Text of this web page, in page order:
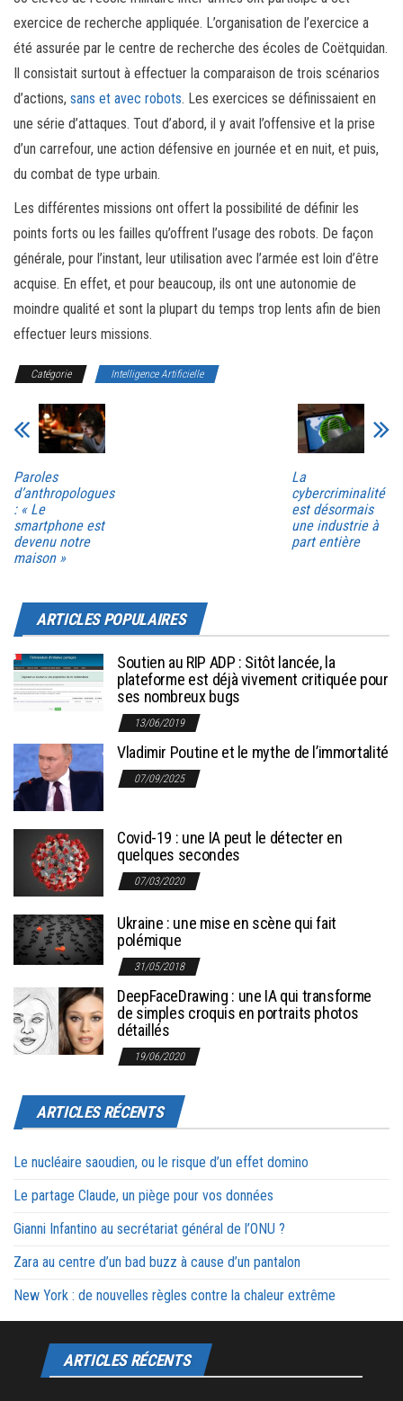
exercice de recherche appliquée. L’organisation de l’exercice a
été assurée par le centre de recherche des écoles de Coëtquidan.
Il consistait surtout à effectuer la comparaison de trois scénarios
d’actions, sans et avec robots. Les exercices se définissaient en
une série d’attaques. Tout d’abord, il y avait l’offensive et la prise
d’un carrefour, une action défensive en journée et en nuit, et puis,
du combat de type urbain.
Les différentes missions ont offert la possibilité de définir les
points forts ou les failles qu’offrent l’usage des robots. De façon
générale, pour l’instant, leur utilisation avec l’armée est loin d’être
acquise. En effet, et pour beaucoup, ils ont une autonomie de
moindre qualité et sont la plupart du temps trop lents afin de bien
effectuer leurs missions.
Catégorie Intelligence Artificielle
Paroles
d’anthropologues
: « Le
smartphone est
devenu notre
maison »
La
cybercriminalité
est désormais
une industrie à
part entière
ARTICLES POPULAIRES
Soutien au RIP ADP : Sitôt lancée, la
plateforme est déjà vivement critiquée pour
ses nombreux bugs
13/06/2019
Vladimir Poutine et le mythe de l’immortalité
07/09/2025
Covid-19 : une IA peut le détecter en
quelques secondes
07/03/2020
Ukraine : une mise en scène qui fait
polémique
31/05/2018
DeepFaceDrawing : une IA qui transforme
de simples croquis en portraits photos
détaillés
19/06/2020
ARTICLES RÉCENTS
Le nucléaire saoudien, ou le risque d’un effet domino
Le partage Claude, un piège pour vos données
Gianni Infantino au secrétariat général de l’ONU ?
Zara au centre d’un bad buzz à cause d’un pantalon
New York : de nouvelles règles contre la chaleur extrême
ARTICLES RÉCENTS